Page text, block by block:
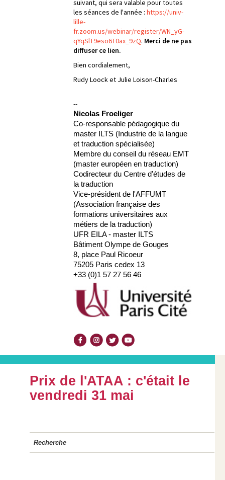
suivant, qui sera valable pour toutes
les séances de l'année : https://univ-
lille-
fr.zoom.us/webinar/register/WN_yG-
qYqSlT9eso6T0ax_9zQ. Merci de ne pas
diffuser ce lien.
Bien cordialement,
Rudy Loock et Julie Loison-Charles
--
Nicolas Froeliger
Co-responsable pédagogique du
master ILTS (Industrie de la langue
et traduction spécialisée)
Membre du conseil du réseau EMT
(master européen en traduction)
Codirecteur du Centre d'études de
la traduction
Vice-président de l'AFFUMT
(Association française des
formations universitaires aux
métiers de la traduction)
UFR EILA - master ILTS
Bâtiment Olympe de Gouges
8, place Paul Ricoeur
75205 Paris cedex 13
+33 (0)1 57 27 56 46
Prix de l'ATAA : c'était le
vendredi 31 mai
Recherche